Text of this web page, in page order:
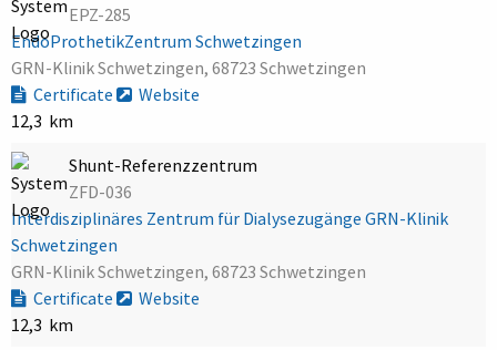
EPZ-285
EndoProthetikZentrum Schwetzingen
GRN-Klinik Schwetzingen, 68723 Schwetzingen
Certificate
Website
12,3 km
Shunt-Referenzzentrum
ZFD-036
Interdisziplinäres Zentrum für Dialysezugänge GRN-Klinik
Schwetzingen
GRN-Klinik Schwetzingen, 68723 Schwetzingen
Certificate
Website
12,3 km